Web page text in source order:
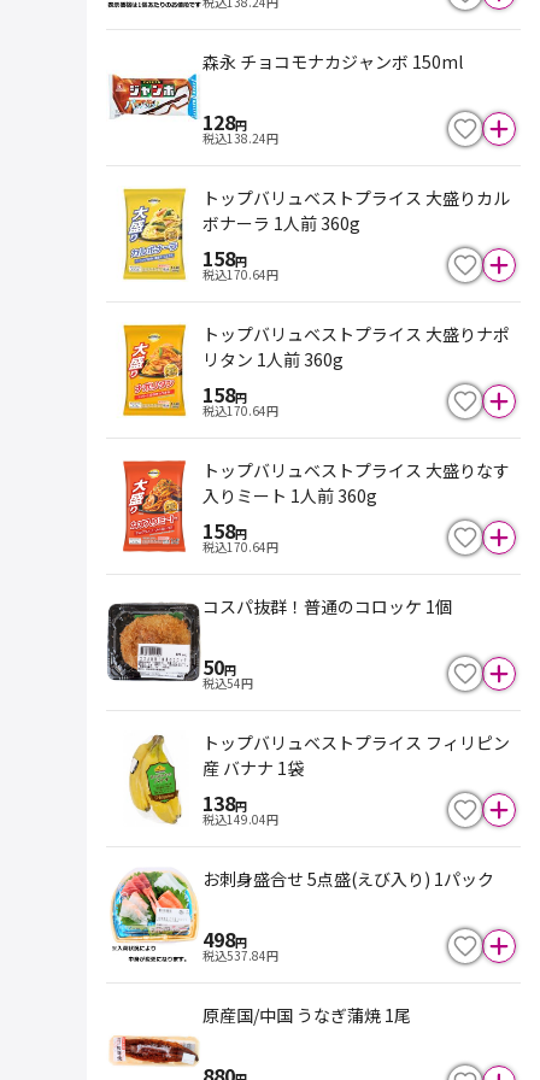
森永 チョコモナカジャンボ 150ml
128円
税込138.24円
トップバリュベストプライス 大盛りカル
ボナーラ 1人前 360g
158円
税込170.64円
トップバリュベストプライス 大盛りナポ
リタン 1人前 360g
158円
税込170.64円
トップバリュベストプライス 大盛りなす
入りミート 1人前 360g
158円
税込170.64円
コスパ抜群！普通のコロッケ 1個
50円
税込54円
トップバリュベストプライス フィリピン
産 バナナ 1袋
138円
税込149.04円
お刺身盛合せ 5点盛(えび入り) 1パック
498円
税込537.84円
原産国/中国 うなぎ蒲焼 1尾